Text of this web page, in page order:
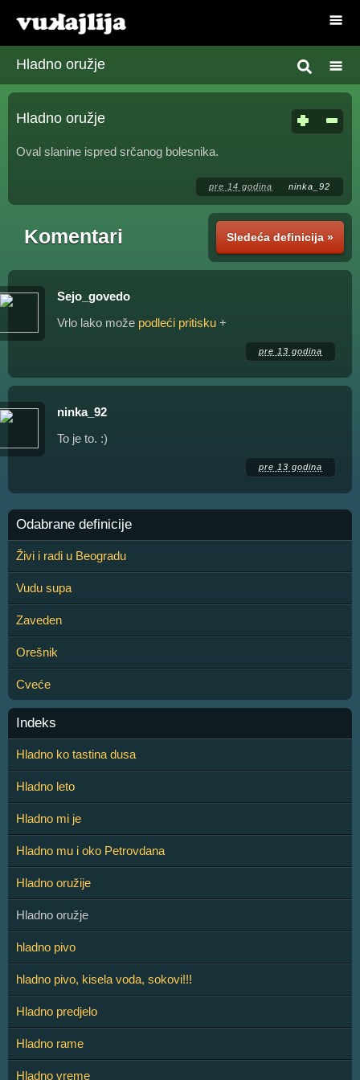
Hladno oružje
Hladno oružje
Oval slanine ispred srčanog bolesnika.
pre 14 godina ninka_92
Sledeća definicija »
Komentari
Sejo_govedo
Vrlo lako može podleći pritisku +
pre 13 godina
ninka_92
To je to. :)
pre 13 godina
Odabrane definicije
Živi i radi u Beogradu
Vudu supa
Zaveden
Orešnik
Cveće
Indeks
Hladno ko tastina dusa
Hladno leto
Hladno mi je
Hladno mu i oko Petrovdana
Hladno oružije
Hladno oružje
hladno pivo
hladno pivo, kisela voda, sokovi!!!
Hladno predjelo
Hladno rame
Hladno vreme